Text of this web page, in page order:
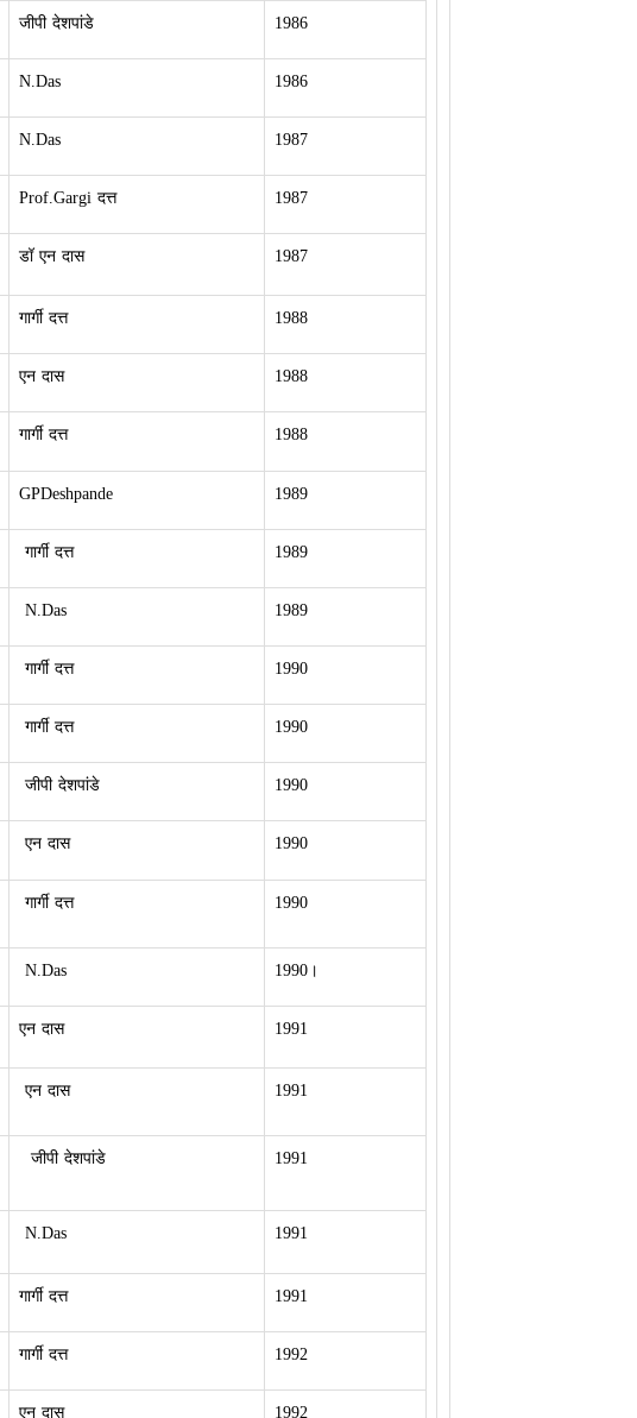
जीपी देशपांडे 1986
N.Das 1986
N.Das 1987
Prof.Gargi दत्त 1987
डॉ एन दास 1987
गार्गी दत्त 1988
एन दास 1988
गार्गी दत्त 1988
GPDeshpande 1989
गार्गी दत्त 1989
N.Das 1989
गार्गी दत्त 1990
गार्गी दत्त 1990
जीपी देशपांडे 1990
एन दास 1990
गार्गी दत्त 1990
N.Das 1990।
एन दास 1991
एन दास 1991
जीपी देशपांडे 1991
N.Das 1991
गार्गी दत्त 1991
गार्गी दत्त 1992
एन दास 1992